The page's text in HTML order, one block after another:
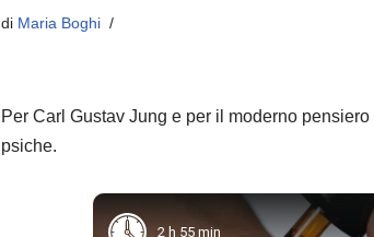
di Maria Boghi
Per Carl Gustav Jung e per il moderno
psiche.
2 h 55 min